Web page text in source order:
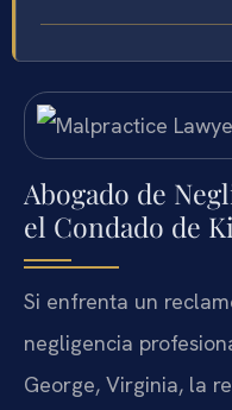
Abogado de
el Condado de
Si enfrenta un
negligencia
George, Virginia, la